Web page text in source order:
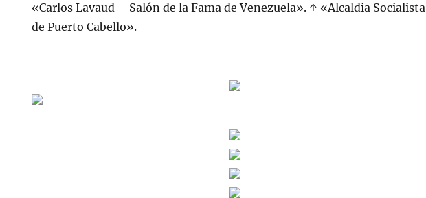
«Carlos Lavaud – Salón de la Fama de Venezuela». ↑ «Alcaldia Socialista
de Puerto Cabello».